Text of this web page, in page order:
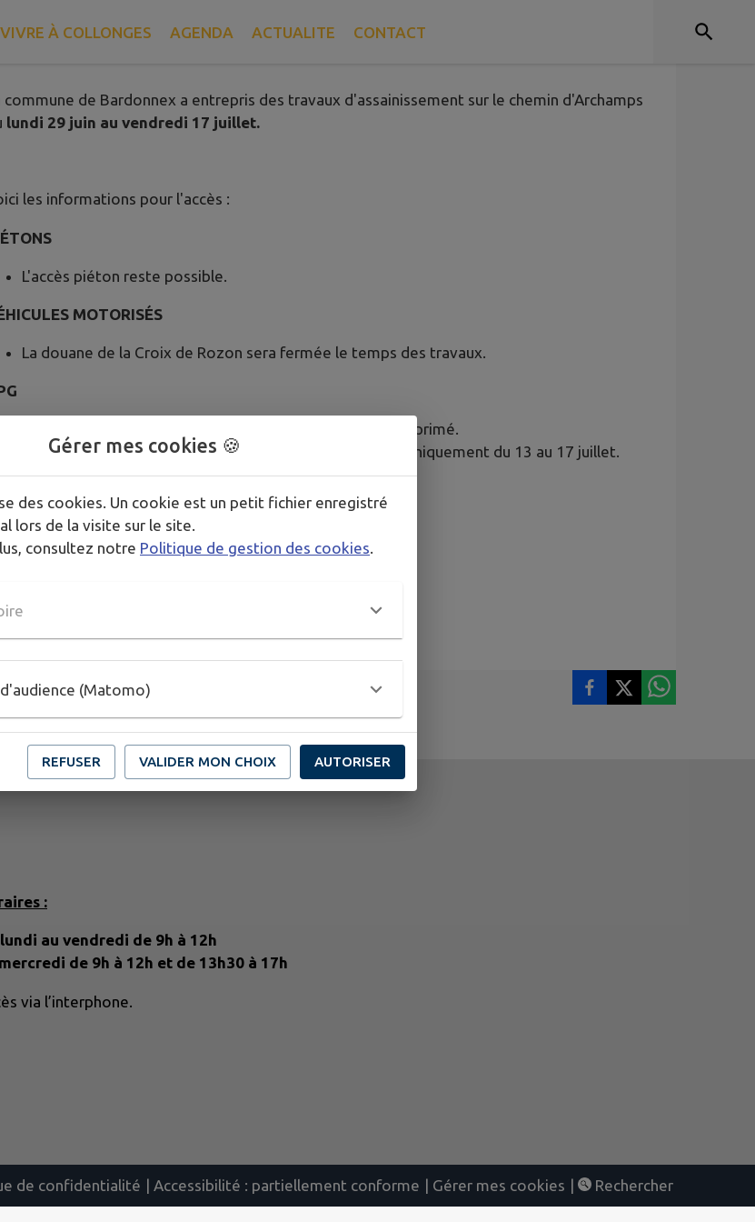
VIVRE À COLLONGES AGENDA ACTUALITE CONTACT
travaux
commune de Bardonnex a entrepris des travaux d'assainissement sur le chemin d'Archamps
lundi 29 juin au vendredi 17 juillet.
les informations pour l'accès :
L'accès piéton reste possible.
MOTORISÉS
La douane de la Croix de Rozon sera fermée le temps des travaux.
supprimé.
Ligne M : Arrêt «Croix-de-Rozon, douane » supprimé uniquement du 13 au 17 juillet.
d’informations sur le site de la commune de Bardonnex
:
au vendredi de 9h à 12h
de 9h à 12h et de 13h30 à 17h
via l’interphone.
de confidentialité | Accessibilité : partiellement conforme | Gérer mes cookies |
Rechercher
Gérer mes cookies 🍪
des cookies. Un cookie est un petit fichier enregistré
lors de la visite sur le site.
consultez notre Politique de gestion des cookies.
(Matomo)
REFUSER VALIDER MON CHOIX AUTORISER